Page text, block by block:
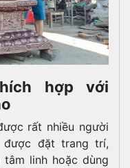
hợp với
rất nhiều người
được đặt trang trí,
linh hoặc dùng